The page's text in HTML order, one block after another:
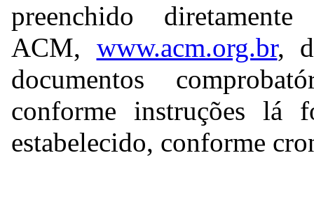
preenchido
ACM, www.acm.org.br,
documentos
conforme instruções lá
estabelecido, conforme